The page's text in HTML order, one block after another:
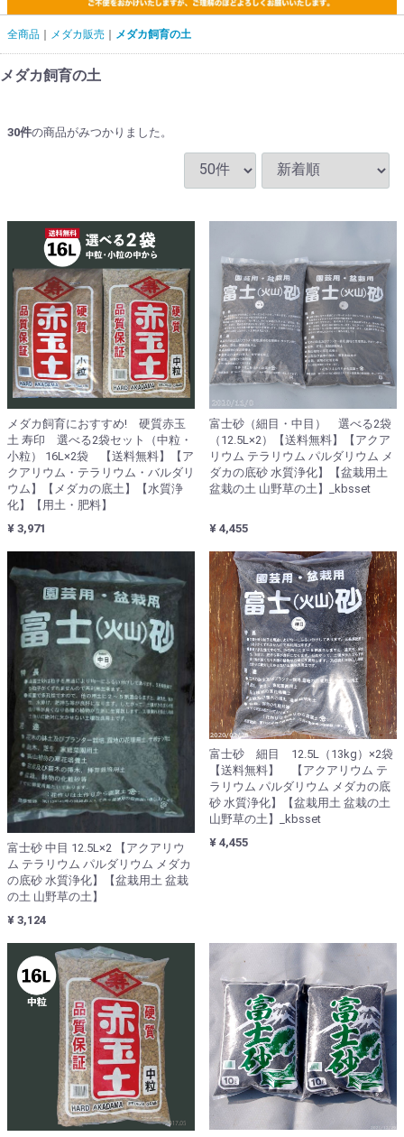
全商品 メダカ販売 メダカ飼育の土
メダカ飼育の土
30件の商品がみつかりました。
メダカ飼育におすすめ! 硬質赤玉
土 寿印 選べる2袋セット（中粒・
小粒） 16L×2袋 【送料無料】【ア
クアリウム・テラリウム・バルダリ
ウム】【メダカの底土】【水質浄
化】【用土・肥料】
¥ 3,971
富士砂（細目・中目） 選べる2袋
（12.5L×2）【送料無料】【アクア
リウム テラリウム パルダリウム メ
ダカの底砂 水質浄化】【盆栽用土
盆栽の土 山野草の土】_kbsset
¥ 4,455
富士砂 中目 12.5L×2 【アクアリウ
ム テラリウム パルダリウム メダカ
の底砂 水質浄化】【盆栽用土 盆栽
の土 山野草の土】
¥ 3,124
富士砂 細目 12.5L（13kg）×2袋
【送料無料】 【アクアリウム テ
ラリウム パルダリウム メダカの底
砂 水質浄化】【盆栽用土 盆栽の土
山野草の土】_kbsset
¥ 4,455